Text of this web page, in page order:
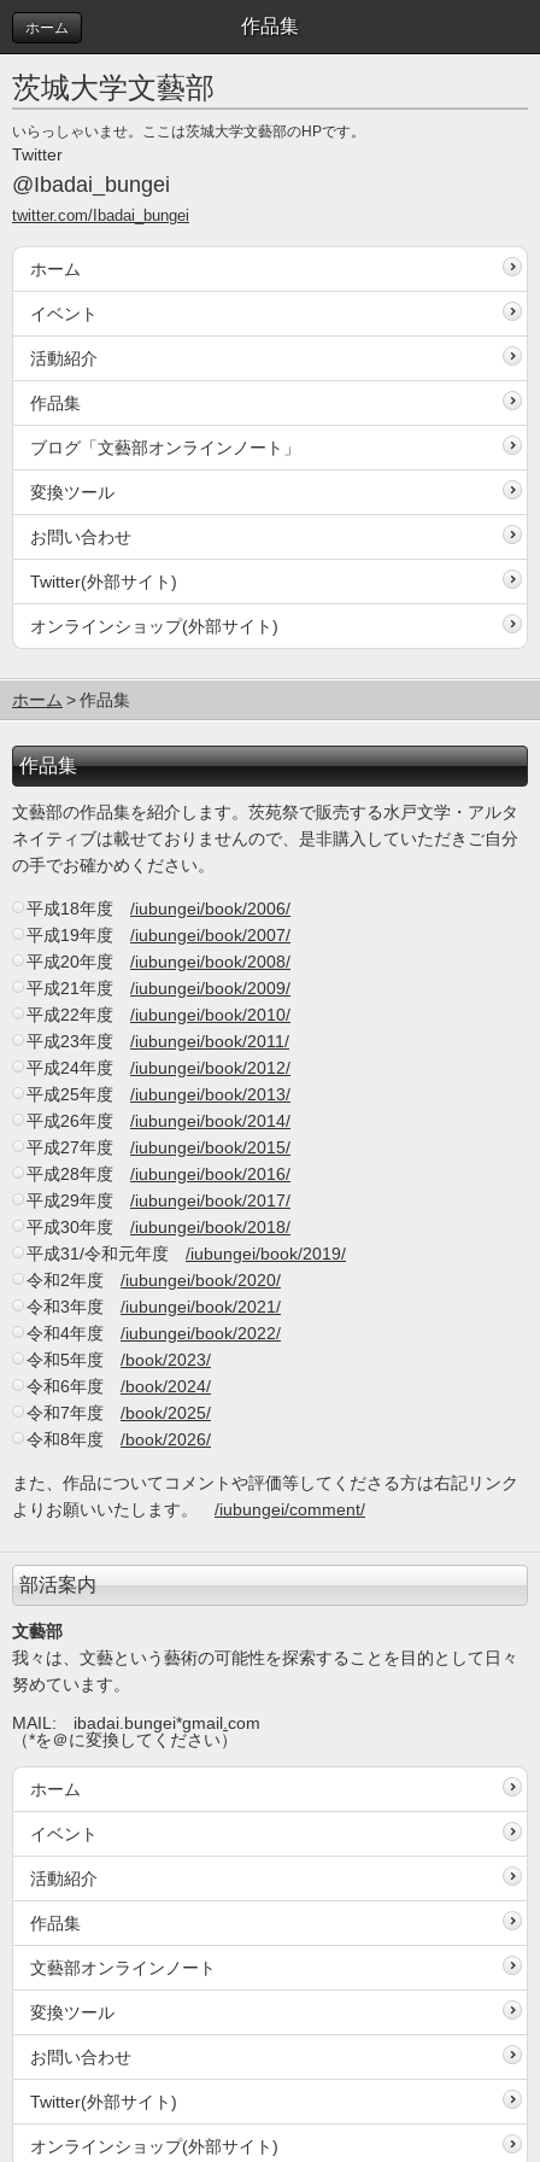
作品集
ホーム
茨城大学文藝部
いらっしゃいませ。ここは茨城大学文藝部のHPです。
Twitter
@Ibadai_bungei
twitter.com/Ibadai_bungei
ホーム
イベント
活動紹介
作品集
ブログ「文藝部オンラインノート」
変換ツール
お問い合わせ
Twitter(外部サイト)
オンラインショップ(外部サイト)
ホーム 作品集
作品集
文藝部の作品集を紹介します。茨苑祭で販売する水戸文学・アルタ
ネイティブは載せておりませんので、是非購入していただきご自分
の手でお確かめください。
平成18年度 /iubungei/book/2006/
平成19年度 /iubungei/book/2007/
平成20年度 /iubungei/book/2008/
平成21年度 /iubungei/book/2009/
平成22年度 /iubungei/book/2010/
平成23年度 /iubungei/book/2011/
平成24年度 /iubungei/book/2012/
平成25年度 /iubungei/book/2013/
平成26年度 /iubungei/book/2014/
平成27年度 /iubungei/book/2015/
平成28年度 /iubungei/book/2016/
平成29年度 /iubungei/book/2017/
平成30年度 /iubungei/book/2018/
平成31/令和元年度 /iubungei/book/2019/
令和2年度 /iubungei/book/2020/
令和3年度 /iubungei/book/2021/
令和4年度 /iubungei/book/2022/
令和5年度 /book/2023/
令和6年度 /book/2024/
令和7年度 /book/2025/
令和8年度 /book/2026/
また、作品についてコメントや評価等してくださる方は右記リンク
よりお願いいたします。 /iubungei/comment/
部活案内
文藝部
我々は、文藝という藝術の可能性を探索することを目的として日々
努めています。
MAIL: ibadai.bungei*gmail com
（*を＠に変換してください）
ホーム
イベント
活動紹介
作品集
文藝部オンラインノート
変換ツール
お問い合わせ
Twitter(外部サイト)
オンラインショップ(外部サイト)